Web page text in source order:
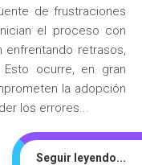
de frustraciones
el proceso con
enfrentando retrasos,
ocurre, en gran
la adopción
los errores...
Seguir leyendo...